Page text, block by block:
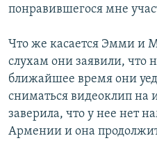
понравившегося мне
Что же касается Эмми и
слухам они заявили, что
ближайшее время они
сниматься видеоклип на
заверила, что у нее нет
Армении и она продолжит